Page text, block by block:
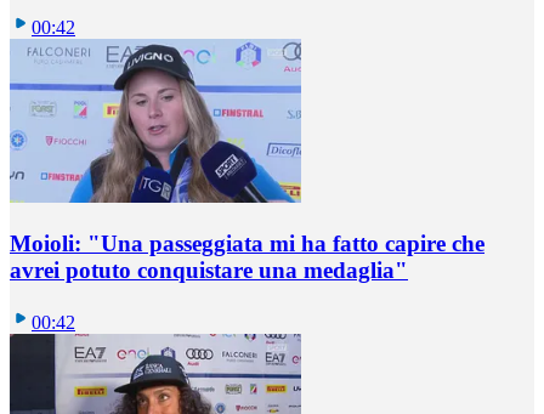
00:42
Moioli: "Una passeggiata mi ha fatto capire che
avrei potuto conquistare una medaglia"
00:42